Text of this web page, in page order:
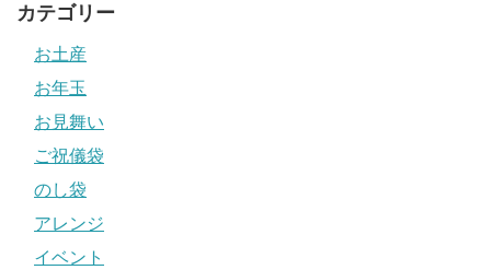
カテゴリー
お土産
お年玉
お見舞い
ご祝儀袋
のし袋
アレンジ
イベント